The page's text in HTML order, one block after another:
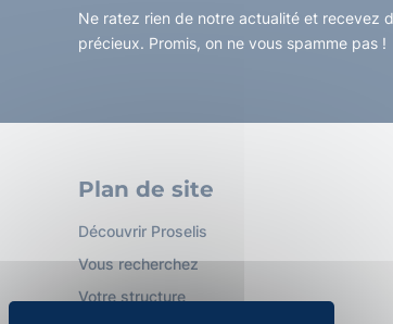
Ne ratez rien de notre actualité et recevez
précieux. Promis, on ne vous spamme pas !
Plan de site
Découvrir Proselis
Vous recherchez
Votre structure